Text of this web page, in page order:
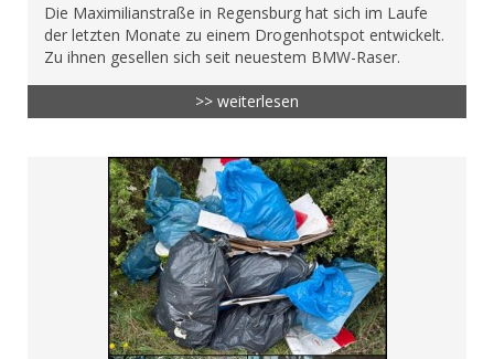
Die Maximilianstraße in Regensburg hat sich im Laufe
der letzten Monate zu einem Drogenhotspot entwickelt.
Zu ihnen gesellen sich seit neuestem BMW-Raser.
>> weiterlesen